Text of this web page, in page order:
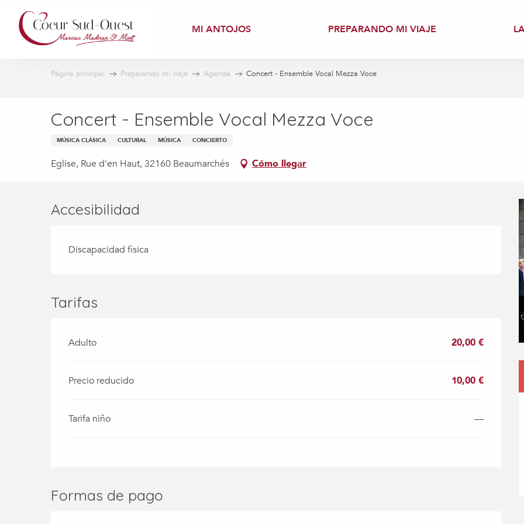
contenu
principal
MI ANTOJOS PREPARANDO MI VIAJE
Página principal Preparando mi viaje Agenda Concert - Ensemble Vocal Mezza Voce
Concert - Ensemble Vocal Mezza Voce
MÚSICA CLÁSICA CULTURAL MÚSICA CONCIERTO
Eglise, Rue d'en Haut, 32160 Beaumarchés Cómo llegar
Accesibilidad
Discapacidad física
Tarifas
Adulto 20,00 €
Precio reducido 10,00 €
Tarifa niño —
Formas de pago